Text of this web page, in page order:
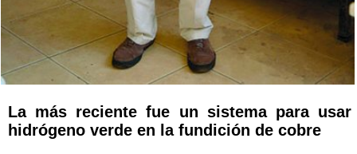
La más reciente fue un sistema para usar
hidrógeno verde en la fundición de cobre